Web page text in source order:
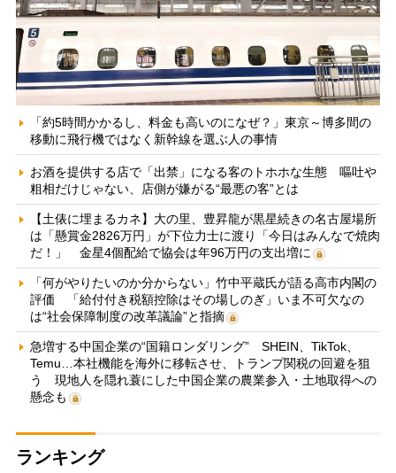
「約5時間かかるし、料金も高いのになぜ？」東京～博多間の
移動に飛行機ではなく新幹線を選ぶ人の事情
お酒を提供する店で「出禁」になる客のトホホな生態 嘔吐や
粗相だけじゃない、店側が嫌がる“最悪の客”とは
【土俵に埋まるカネ】大の里、豊昇龍が黒星続きの名古屋場所
は「懸賞金2826万円」が下位力士に渡り「今日はみんなで焼肉
だ！」 金星4個配給で協会は年96万円の支出増に
「何がやりたいのか分からない」竹中平蔵氏が語る高市内閣の
評価 「給付付き税額控除はその場しのぎ」いま不可欠なの
は“社会保障制度の改革議論”と指摘
急増する中国企業の“国籍ロンダリング” SHEIN、TikTok、
Temu…本社機能を海外に移転させ、トランプ関税の回避を狙
う 現地人を隠れ蓑にした中国企業の農業参入・土地取得への
懸念も
ランキング